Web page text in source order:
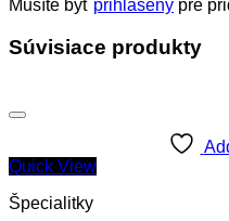
Musíte byť prihlásený pre
Súvisiace produkty
Quick View
Špecialitky